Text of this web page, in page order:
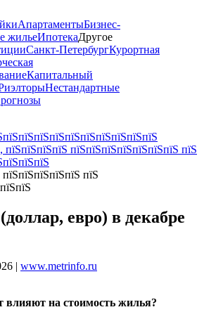
АпартаментыБизнес-
жильеИпотекаДругое
Санкт-ПетербургКурортная
Капитальный
Нестандартные
пїЅпїЅпїЅпїЅ пїЅпїЅпїЅпїЅпїЅпїЅпїЅ пїЅ
пїЅ
евро) в декабре
| www.metrinfo.ru
на стоимость жилья?